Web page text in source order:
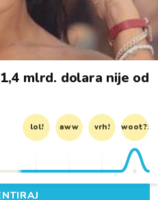
mlrd. dolara nije od
lol! aww vrh! woot?!